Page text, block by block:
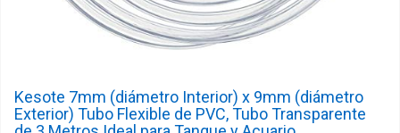
Kesote 7mm (diámetro Interior) x 9mm (diámetro
Exterior) Tubo Flexible de PVC, Tubo Transparente